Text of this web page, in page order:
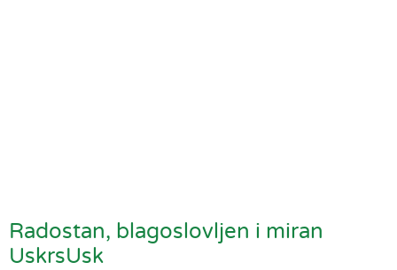
Radostan, blagoslovljen i miran
UskrsUsk